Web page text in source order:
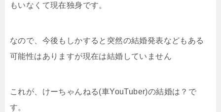
もいなくて現在独身です。
なので、今後もしかすると突然の結婚発表などもある
可能性はありますが現在は結婚していません
これが、けーちゃんねる(車YouTuber)の結婚は？で
す。